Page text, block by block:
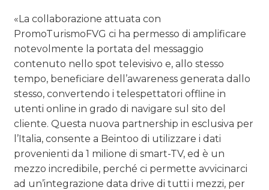
«La collaborazione attuata con
PromoTurismoFVG ci ha permesso di amplificare
notevolmente la portata del messaggio
contenuto nello spot televisivo e, allo stesso
tempo, beneficiare dell’awareness generata dallo
stesso, convertendo i telespettatori offline in
utenti online in grado di navigare sul sito del
cliente. Questa nuova partnership in esclusiva per
l’Italia, consente a Beintoo di utilizzare i dati
provenienti da 1 milione di smart-TV, ed è un
mezzo incredibile, perché ci permette avvicinarci
ad un’integrazione data drive di tutti i mezzi, per